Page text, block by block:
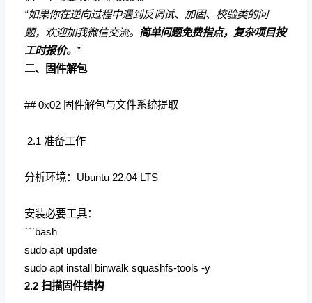
“如果你在逆向过程中遇到反调试、加固、校验类的问
题，欢迎加我微信交流。
简单问题免费指点，复杂项目按
工时报价。 ”
二、固件解包
## 0x02 固件解包与文件系统提取
2.1 准备工作
分析环境：Ubuntu 22.04 LTS
安装必要工具：
```bash
sudo apt update
sudo apt install binwalk squashfs-tools -y
2.2 扫描固件结构